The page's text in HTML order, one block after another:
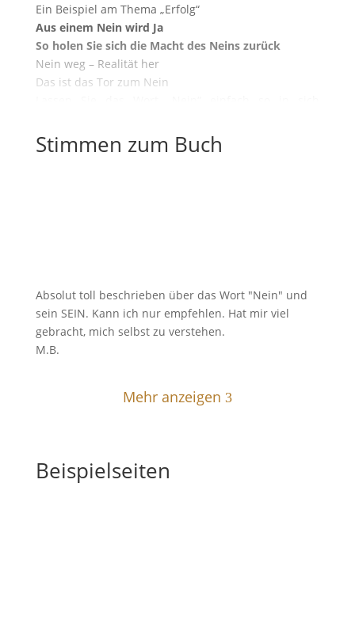
Ein Beispiel am Thema „Erfolg“
Aus einem Nein wird Ja
So holen Sie sich die Macht des Neins zurück
Nein weg – Realität her
Das ist das Tor zum Nein
Das ist ein Nein
Nein in sich erklingen lassen
Stimmen zum Buch
Absolut toll beschrieben über das Wort "Nein" und
sein SEIN. Kann ich nur empfehlen. Hat mir viel
gebracht, mich selbst zu verstehen.
M.B.
Mehr anzeigen 3
Beispielseiten